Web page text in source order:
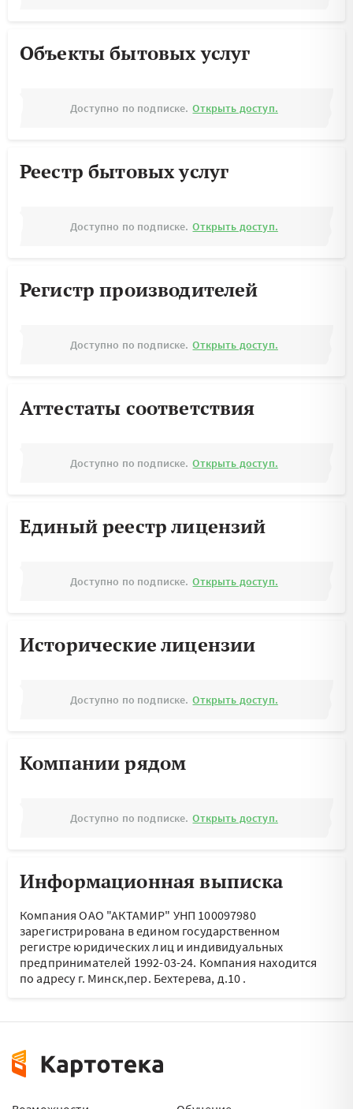
Объекты бытовых услуг
Доступно по подписке. Открыть доступ.
Реестр бытовых услуг
Доступно по подписке. Открыть доступ.
Регистр производителей
Доступно по подписке. Открыть доступ.
Аттестаты соответствия
Доступно по подписке. Открыть доступ.
Единый реестр лицензий
Доступно по подписке. Открыть доступ.
Исторические лицензии
Доступно по подписке. Открыть доступ.
Компании рядом
Доступно по подписке. Открыть доступ.
Информационная выписка
Компания ОАО "АКТАМИР" УНП 100097980
зарегистрирована в едином государственном
регистре юридических лиц и индивидуальных
предпринимателей 1992-03-24. Компания находится
по адресу г. Минск,пер. Бехтерева, д.10 .